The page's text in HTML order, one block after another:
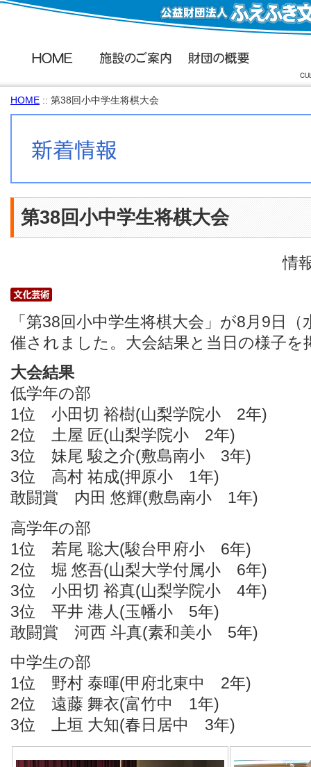
HOME :: 第38回小中学生将棋大会
第38回小中学生将棋大会
情
「第38回小中学生将棋大会」が8月9日
催されました。大会結果と当日の様子を
大会結果
低学年の部
1位 小田切 裕樹(山梨学院小 2年)
2位 土屋 匠(山梨学院小 2年)
3位 妹尾 駿之介(敷島南小 3年)
3位 高村 祐成(押原小 1年)
敢闘賞 内田 悠輝(敷島南小 1年)
高学年の部
1位 若尾 聡大(駿台甲府小 6年)
2位 堀 悠吾(山梨大学付属小 6年)
3位 小田切 裕真(山梨学院小 4年)
3位 平井 港人(玉幡小 5年)
敢闘賞 河西 斗真(素和美小 5年)
中学生の部
1位 野村 泰暉(甲府北東中 2年)
2位 遠藤 舞衣(富竹中 1年)
3位 上垣 大知(春日居中 3年)